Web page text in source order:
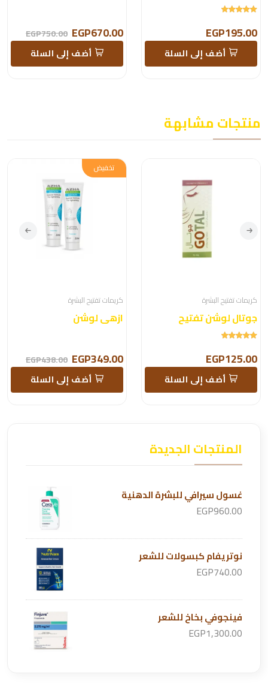
EGP195.00
أضف إلى السلة
EGP670.00
EGP750.00
أضف إلى السلة
منتجات مشابهة
كريمات تفتيح البشرة
جوتال لوشن تفتيح
EGP125.00
أضف إلى السلة
تخفيض
كريمات تفتيح البشرة
ازهى لوشن
EGP349.00
EGP438.00
أضف إلى السلة
المنتجات الجديدة
غسول سيرافي للبشرة الدهنية
EGP960.00
نوتريفام كبسولات للشعر
EGP740.00
فينجوفي بخاخ للشعر
EGP1,300.00